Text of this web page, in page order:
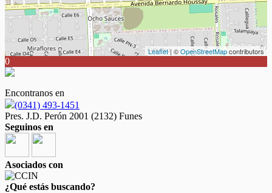
Leaflet| ©OpenStreetMapcontributors
0
Encontranos en
(0341) 493-1451
Pres. J.D. Perón 2001 (2132) Funes
Seguinos en
Asociados con
¿Qué estás buscando?